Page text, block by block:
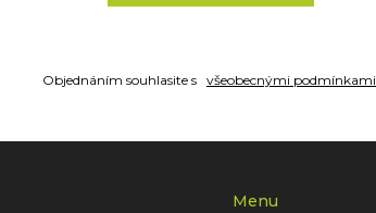
Objednáním souhlasite s všeobecnými podmínkami.
Menu